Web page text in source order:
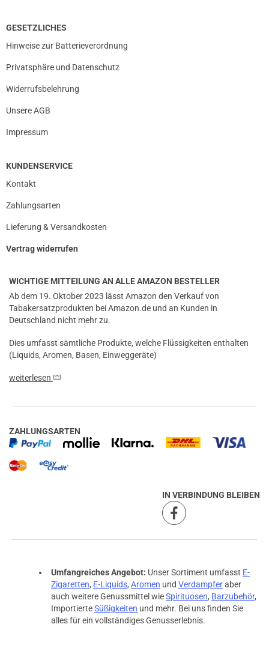
GESETZLICHES
Hinweise zur Batterieverordnung
Privatsphäre und Datenschutz
Widerrufsbelehrung
Unsere AGB
Impressum
KUNDENSERVICE
Kontakt
Zahlungsarten
Lieferung & Versandkosten
Vertrag widerrufen
WICHTIGE MITTEILUNG AN ALLE AMAZON BESTELLER
Ab dem 19. Oktober 2023 lässt Amazon den Verkauf von
Tabakersatzprodukten bei Amazon.de und an Kunden in
Deutschland nicht mehr zu.
Dies umfasst sämtliche Produkte, welche Flüssigkeiten enthalten
(Liquids, Aromen, Basen, Einweggeräte)
weiterlesen
ZAHLUNGSARTEN
IN VERBINDUNG BLEIBEN
Umfangreiches Angebot: Unser Sortiment umfasst E-
Zigaretten, E-Liquids, Aromen und Verdampferaber
auch weitere Genussmittel wieSpirituosen, Barzubehör,
ImportierteSüßigkeiten und mehr. Bei uns finden Sie
alles für ein vollständiges Genusserlebnis.